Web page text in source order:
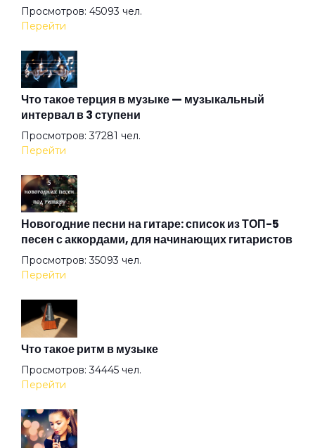
День как день
Детка
Ева
Загадка
Закрыто
Игрок
Капля крови создателя
Просмотров: 45093 чел.
Перейти
Что такое терция в музыке — музыкальный
интервал в 3 ступени
Просмотров: 37281 чел.
Перейти
Новогодние песни на гитаре: список из ТОП-5
песен с аккордами, для начинающих гитаристов
Просмотров: 35093 чел.
Перейти
Что такое ритм в музыке
Просмотров: 34445 чел.
Перейти